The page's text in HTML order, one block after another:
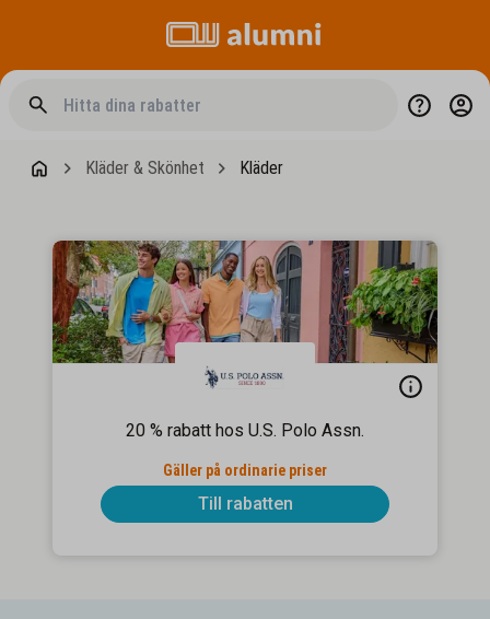
Kläder & Skönhet Kläder
20 % rabatt hos U.S. Polo Assn.
Gäller på ordinarie priser
Till rabatten